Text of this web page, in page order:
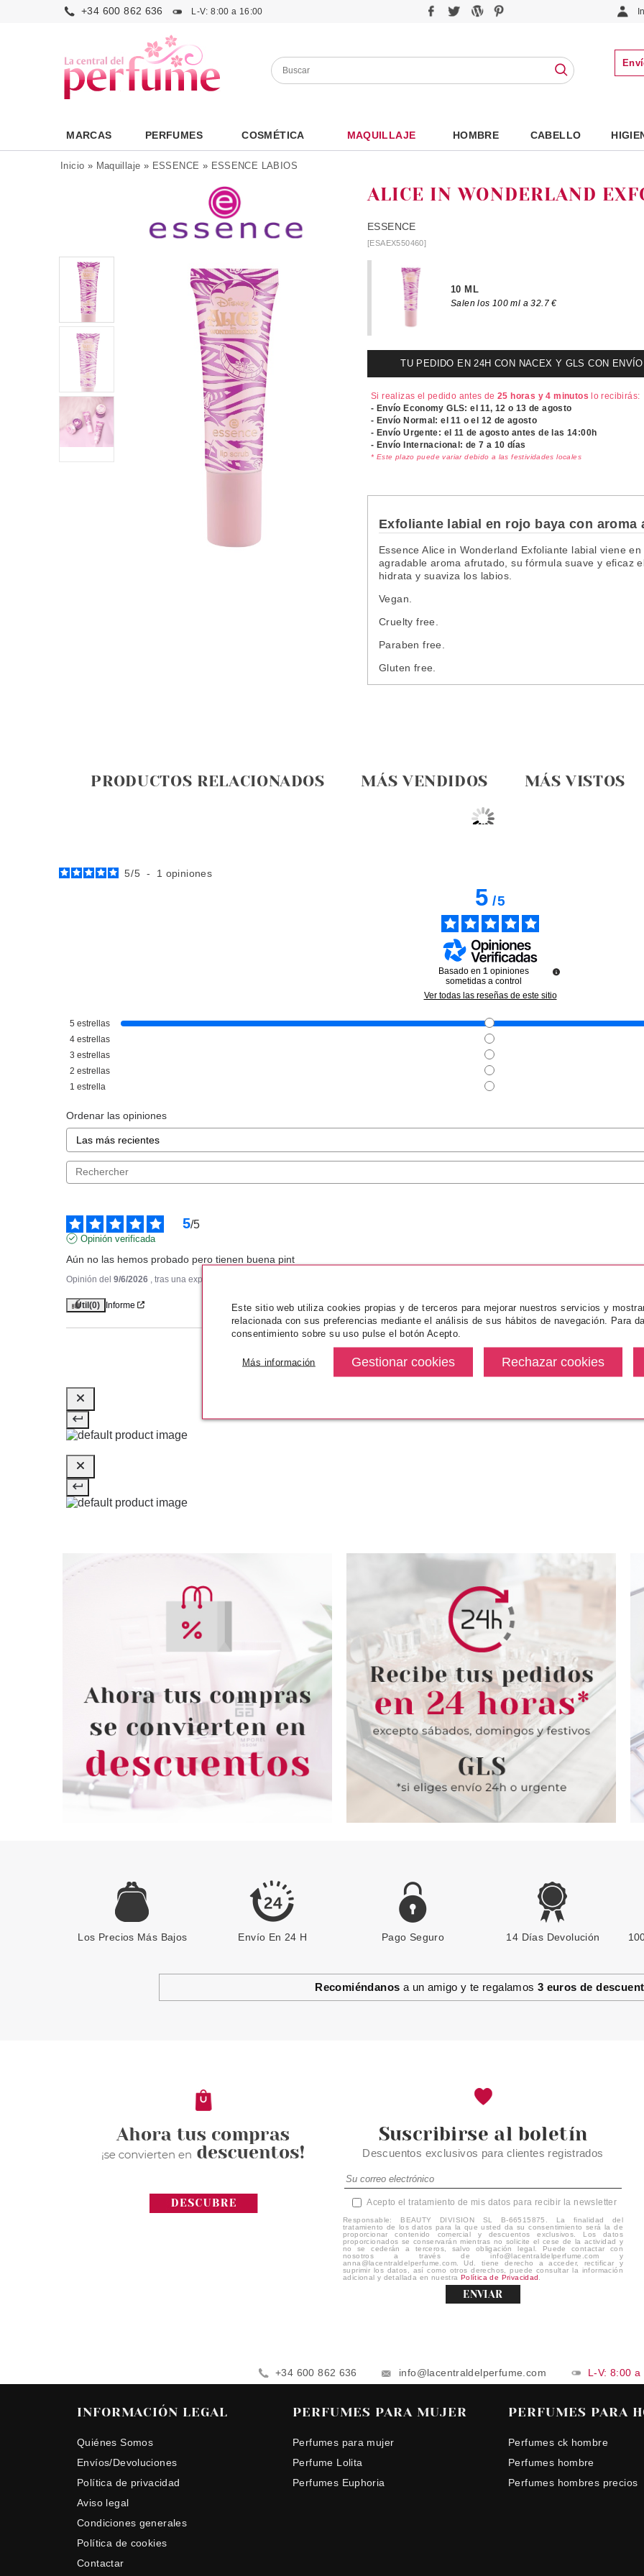
+34 600 862 636 L-V: 8:00 a 16:00
MARCAS PERFUMES COSMÉTICA MAQUILLAJE HOMBRE CABELLO
Inicio » Maquillaje » ESSENCE » ESSENCE LABIOS
ALICE IN WONDERLAND
ESSENCE
[ESAEX550460]
10 ML
Salen los 100 ml a 32.7 €
TU PEDIDO EN 24H CON NACEX Y GLS CON
Si realizas el pedido antes de25 horas y 4 minutos lo recibirás:
- Envío Economy GLS: el11, 12 o 13 de agosto
- Envío Normal: el11 o el 12 de agosto
- Envío Urgente: el 11 de agosto antes de las 14:00h
- Envío Internacional: de 7 a 10 días
* Este plazo puede variar debido a las festividades locales
Exfoliante labial en rojo baya con
Essence Alice in Wonderland Exfoliante labial viene
agradable aroma afrutado, su fórmula suave y eficaz
hidrata y suaviza los labios.
Vegan.
Cruelty free.
Paraben free.
Gluten free.
PRODUCTOS RELACIONADOS MÁS VENDIDOS MÁS VISTOS
MATT MATT MATT VIBRANT
Pvr 2.89€
-11%
EXTREME SHINE 17 MOCHA
ESSENCE
FRUITY BALSAMO LABIAL 05
BOLD BLACKBERRY 3GR
1.57€
BRILLO
ESSENCE SO CHERRY HAPPY
BARRA DE LABIOS LIQUIDA
-14% 3.27€
5/5 - 1 opiniones
5/5
Basado en 1 opiniones
sometidas a control
Ver todas las reseñas de este sitio
5 estrellas
4 estrellas
3 estrellas
2 estrellas
1 estrella
Ordenar las opiniones
5/5
Opinión verificada
Aún no las hemos probado pero tienen buena pint
Opinión del 9/6/2026 , tras una experiencia del
Útil(0) Informe
Los Precios Más Bajos Envío En 24 H Pago Seguro 14 Días Devolución
Recomiéndanos a un amigo y te regalamos 3 euros de
Suscribirse al boletín
Descuentos exclusivos para clientes registrados
Acepto el tratamiento de mis datos para recibir la newsletter
Responsable: BEAUTY DIVISION SL B-66515875. La finalidad del
tratamiento de los datos para la que usted da su consentimiento será la de
proporcionar contenido comercial y descuentos exclusivos. Los datos
proporcionados se conservarán mientras no solicite el cese de la actividad y
no se cederán a terceros, salvo obligación legal. Puede contactar con
nosotros a través de info@lacentraldelperfume.com y
anna@lacentraldelperfume.com. Ud. tiene derecho a acceder, rectificar y
suprimir los datos, así como otros derechos, puede consultar la información
adicional y detallada en nuestra Política de Privacidad
ENVIAR
+34 600 862 636 info@lacentraldelperfume.com L-V: 8:00 a
INFORMACIÓN LEGAL
Quiénes Somos
Envíos/Devoluciones
Política de privacidad
Aviso legal
Condiciones generales
Política de cookies
Contactar
PERFUMES PARA MUJER
Perfumes para mujer
Perfume Lolita
Perfumes Euphoria
PERFUMES PARA
Perfumes ck hombre
Perfumes hombre
Perfumes hombres precios
Este sitio web utiliza cookies propias y de terceros para mejorar nuestros servicios y
relacionada con sus preferencias mediante el análisis de sus hábitos de navegación. Para
consentimiento sobre su uso pulse el botón Acepto.
Más información